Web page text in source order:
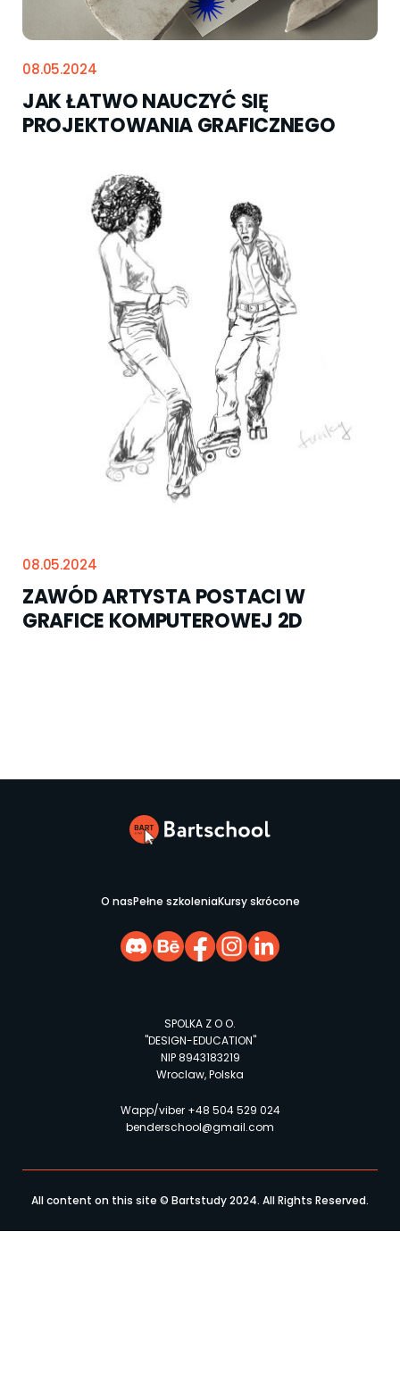
JAK ŁATWO NAUCZYĆ SIĘ
PROJEKTOWANIA GRAFICZNEGO
08.05.2024
ZAWÓD ARTYSTA POSTACI W
GRAFICE KOMPUTEROWEJ 2D
08.05.2024
O nasPełne szkoleniaKursy skrócone
SPOLKA Z O O.
"DESIGN-EDUCATION"
NIP 8943183219
Wroclaw, Polska
Wapp/viber +48 504 529 024
benderschool@gmail.com
All content on this site © Bartstudy 2024. All Rights Reserved.